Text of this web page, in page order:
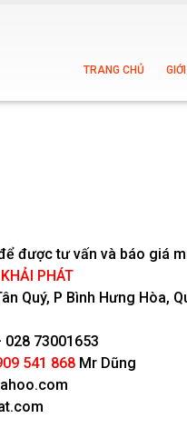
TRANG CHỦ
được tư vấn và báo giá
KHẢI PHÁT
Quý, P Bình Hưng Hòa,
73001653
541 868 Mr Dũng